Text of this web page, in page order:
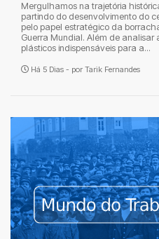
Mergulhamos na trajetória
partindo do desenvolvimento do
pelo papel estratégico da
Guerra Mundial. Além de
plásticos indispensáveis para a...
Há 5 Dias - por Tarik Fernandes